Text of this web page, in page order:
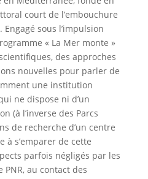
court de l’embouchure
Engagé sous l’impulsion
« La Mer monte »
des approches
nouvelles pour parler de
une institution
ne dispose ni d’un
(à l’inverse des Parcs
de recherche d’un centre
à s’emparer de cette
parfois négligés par les
au contact des